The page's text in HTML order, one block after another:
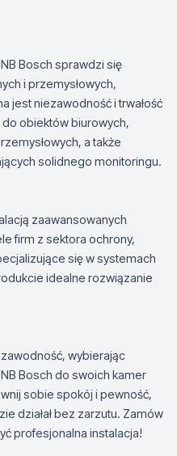
Bosch sprawdzi się
i przemysłowych,
jest niezawodność i trwałość
obiektów biurowych,
a także
solidnego monitoringu.
zaawansowanych
firm z sektora ochrony,
się w systemach
idealne rozwiązanie
wybierając
Bosch do swoich kamer
sobie spokój i pewność,
działał bez zarzutu. Zamów
profesjonalna instalacja!